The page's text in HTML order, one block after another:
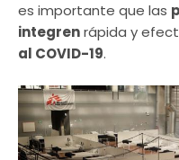
es importante que las
integrenrápida y
al COVID-19.